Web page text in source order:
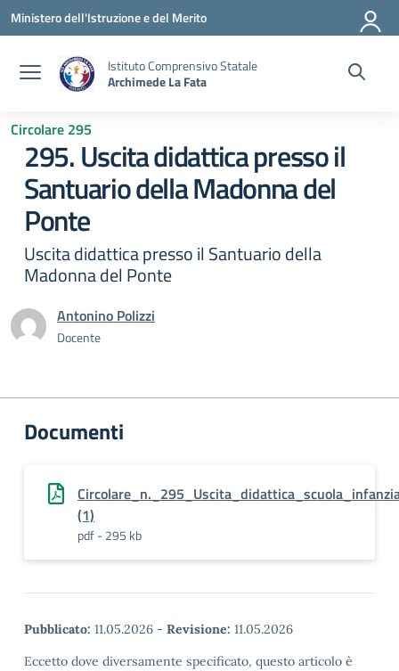
Vai ai contenuti
Vai al menu di navigazione
Vai al footer
Ministero dell'Istruzione e del Merito
Istituto Comprensivo Statale
Archimede La Fata
Circolare 295
295. Uscita didattica presso il
Santuario della Madonna del
Ponte
Uscita didattica presso il Santuario della
Madonna del Ponte
Antonino Polizzi
Docente
Documenti
(1)
pdf - 295 kb
Pubblicato: 11.05.2026 - Revisione: 11.05.2026
Eccetto dove diversamente specificato, questo articolo è